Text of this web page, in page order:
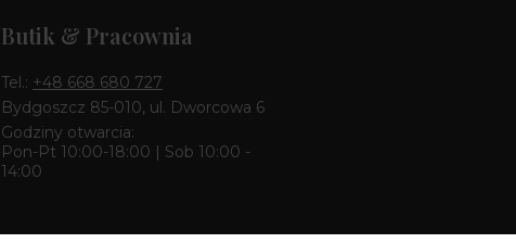
Butik & Pracownia
Tel.: +48 668 680 727
Bydgoszcz 85-010, ul. Dworcowa 6
Godziny otwarcia:
Pon-Pt 10:00-18:00 | Sob 10:00 -
14:00